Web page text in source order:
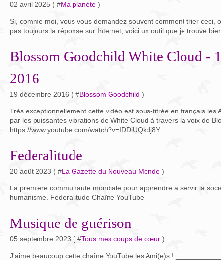
02 avril 2025 ( #Ma planète )
Si, comme moi, vous vous demandez souvent comment trier ceci,
pas toujours la réponse sur Internet, voici un outil que je trouve
Blossom Goodchild White Cloud -
2016
19 décembre 2016 ( #Blossom Goodchild )
Très exceptionnellement cette vidéo est sous-titrée en français les
par les puissantes vibrations de White Cloud à travers la voix de
https://www.youtube.com/watch?v=IDDiUQkdj8Y
Federalitude
20 août 2023 ( #La Gazette du Nouveau Monde )
La première communauté mondiale pour apprendre à servir la
humanisme. Federalitude Chaîne YouTube
Musique de guérison
05 septembre 2023 ( #Tous mes coups de cœur )
J'aime beaucoup cette chaîne YouTube les Ami(e)s !